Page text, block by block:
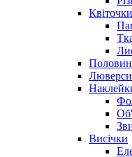
Люверси
Висічки